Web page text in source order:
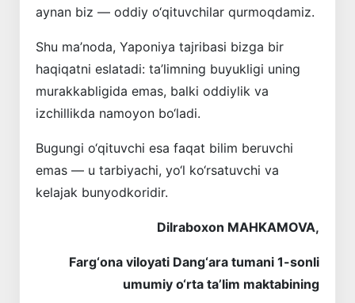
aynan biz — oddiy o‘qituvchilar qurmoqdamiz.
Shu ma’noda, Yaponiya tajribasi bizga bir
haqiqatni eslatadi: ta’limning buyukligi uning
murakkabligida emas, balki oddiylik va
izchillikda namoyon bo‘ladi.
Bugungi o‘qituvchi esa faqat bilim beruvchi
emas — u tarbiyachi, yo‘l ko‘rsatuvchi va
kelajak bunyodkoridir.
Dilraboxon MAHKAMOVA,
Farg‘ona viloyati Dang‘ara tumani 1-sonli
umumiy o‘rta ta’lim maktabining